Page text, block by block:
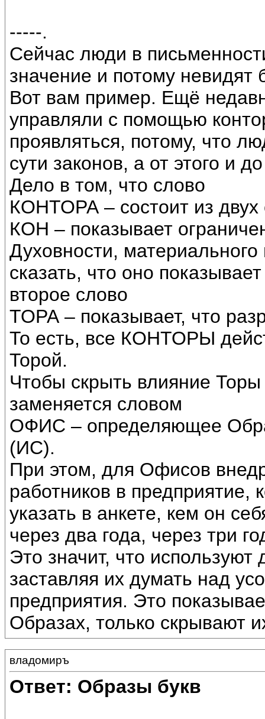
-----.
Сейчас люди в
значение и потому невидят
Вот вам пример. Ещё
управляли с помощью
проявляться, потому, что
сути законов, а от этого и
Дело в том, что слово
КОНТОРА – состоит из
КОН – показывает
Духовности,
сказать, что оно
второе слово
ТОРА – показывает, что
То есть, все КОНТОРЫ
Торой.
Чтобы скрыть влияние
заменяется словом
ОФИС – определяющее
(ИС).
При этом, для Офисов
работников в предприятие,
указать в анкете, кем он
через два года, через три
Это значит, что
заставляя их думать над
предприятия. Это
Образах, только скрывают
владомиръ
Ответ: Образы букв